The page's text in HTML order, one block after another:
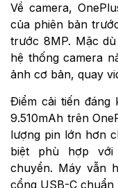
Về camera,
của phiên bản
trước 8MP. Mặc
hệ thống camera
ảnh cơ bản, quay
Điểm cải tiến đáng
9.510mAh trên
lượng pin lớn hơn
biệt phù hợp với
chuyển. Máy vẫn
cổng USB-C chuẩn